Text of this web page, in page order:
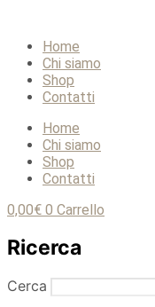
Home
Chi siamo
Shop
Contatti
Home
Chi siamo
Shop
Contatti
0,00€ 0 Carrello
Ricerca
Cerca